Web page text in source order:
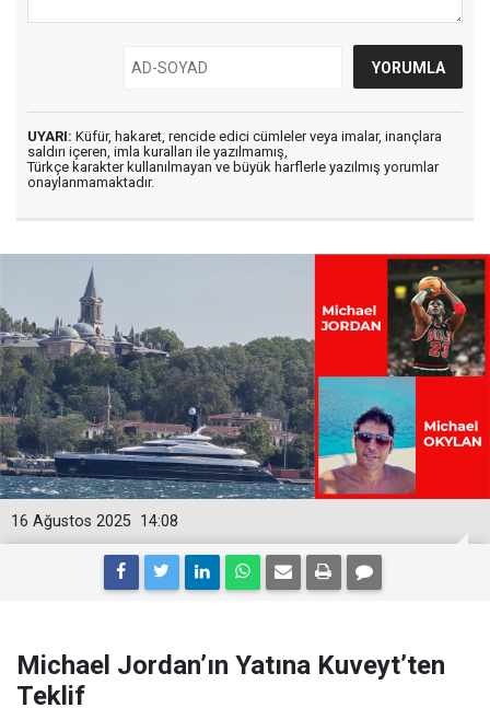
UYARI: Küfür, hakaret, rencide edici cümleler veya imalar, inançlara
saldırı içeren, imla kuralları ile yazılmamış,
Türkçe karakter kullanılmayan ve büyük harflerle yazılmış yorumlar
onaylanmamaktadır.
14:08
16 Ağustos 2025
Michael Jordan’ın Yatına Kuveyt’ten
Teklif